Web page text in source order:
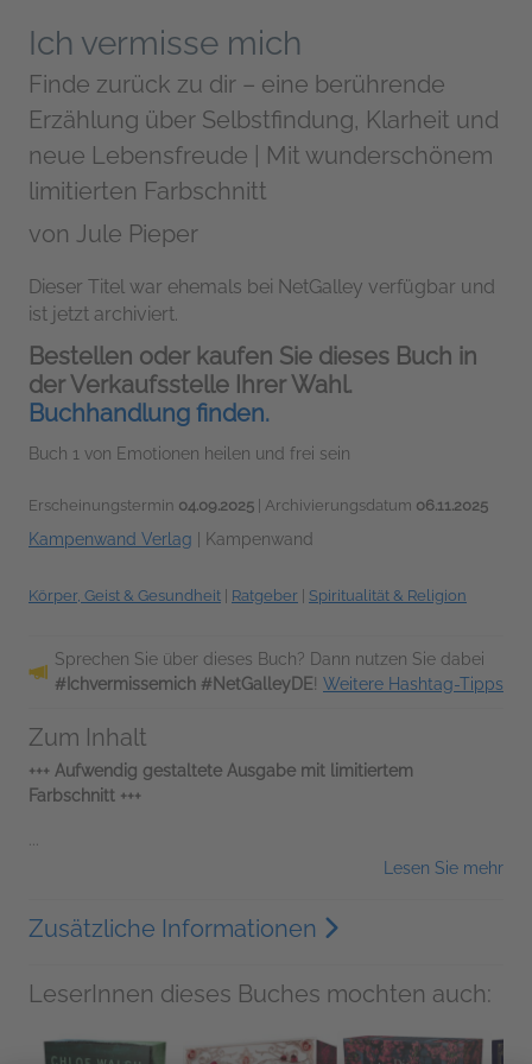
Ich vermisse mich
Finde zurück zu dir – eine berührende
Erzählung über Selbstfindung, Klarheit und
neue Lebensfreude | Mit wunderschönem
limitierten Farbschnitt
von Jule Pieper
Dieser Titel war ehemals bei NetGalley verfügbar und
ist jetzt archiviert.
Bestellen oder kaufen Sie dieses Buch in
der Verkaufsstelle Ihrer Wahl.
Buchhandlung finden.
Buch 1 von Emotionen heilen und frei sein
Erscheinungstermin 04.09.2025 | Archivierungsdatum 06.11.2025
Kampenwand Verlag Kampenwand
Körper, Geist & Gesundheit Ratgeber Spiritualität & Religion
Sprechen Sie über dieses Buch? Dann nutzen Sie dabei
#Ichvermissemich #NetGalleyDE! Weitere Hashtag-Tipps
Zum Inhalt
+++ Aufwendig gestaltete Ausgabe mit limitiertem
Farbschnitt +++
...
Lesen Sie mehr
Zusätzliche Informationen
LeserInnen dieses Buches mochten auch: